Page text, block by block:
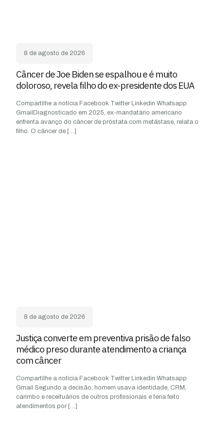
8 de agosto de 2026
Câncer de Joe Biden se espalhou e é muito
doloroso, revela filho do ex-presidente dos EUA
Compartilhe a notícia Facebook Twitter Linkedin Whatsapp
GmailDiagnosticado em 2025, ex-mandatário americano
enfrenta avanço do câncer de próstata com metástase, relata o
filho. O câncer de […]
8 de agosto de 2026
Justiça converte em preventiva prisão de falso
médico preso durante atendimento a criança
com câncer
Compartilhe a notícia Facebook Twitter Linkedin Whatsapp
Gmail Segundo a decisão, homem usava identidade, CRM,
carimbo e receituários de outros profissionais e teria feito
atendimentos por […]